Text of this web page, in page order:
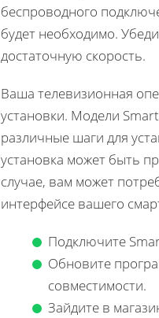
беспроводного
будет необходимо.
достаточную скорость.
Ваша телевизионная
установки. Модели
различные шаги для
установка может быть
случае, вам может
интерфейсе вашего
Подключите
Обновите
совместимости.
Зайдите в